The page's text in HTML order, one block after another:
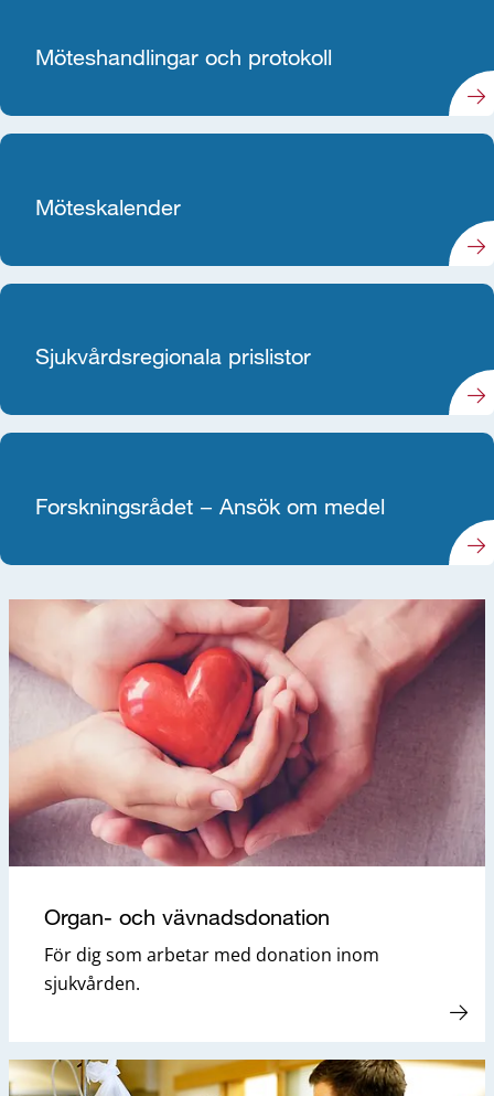
Möteshandlingar och protokoll
Möteskalender
Sjukvårdsregionala prislistor
Forskningsrådet − Ansök om medel
Organ- och vävnadsdonation
För dig som arbetar med donation inom
sjukvården.